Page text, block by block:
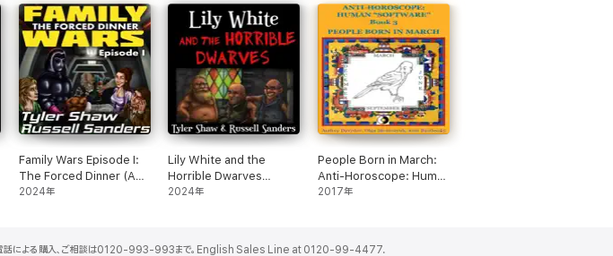
Family Wars Episode I:
The Forced Dinner (A
Star Wars Parody)
2024年
Lily White and the
Horrible Dwarves
(Unabridged)
2024年
People Born in March:
Anti-Horoscope: Human
"Software", Book 3
2017年
。電話による購入、ご相談は0120-993-993まで。English Sales Line at 0120-99-4477.